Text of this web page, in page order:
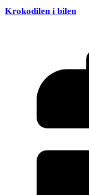
Krokodilen i bilen